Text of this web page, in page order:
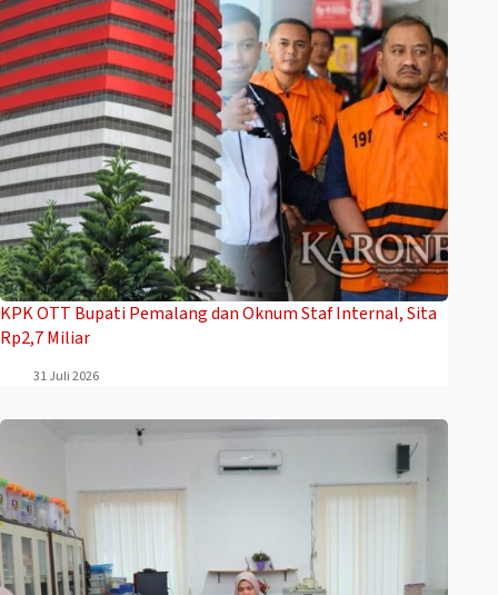
‎KPK OTT Bupati Pemalang dan Oknum Staf Internal, Sita
Rp2,7 Miliar
31 Juli 2026